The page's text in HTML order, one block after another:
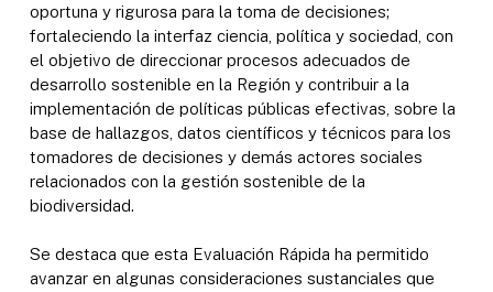
oportuna y rigurosa para la toma de decisiones;
fortaleciendo la interfaz ciencia, política y sociedad, con
el objetivo de direccionar procesos adecuados de
desarrollo sostenible en la Región y contribuir a la
implementación de políticas públicas efectivas, sobre la
base de hallazgos, datos científicos y técnicos para los
tomadores de decisiones y demás actores sociales
relacionados con la gestión sostenible de la
biodiversidad.
Se destaca que esta Evaluación Rápida ha permitido
avanzar en algunas consideraciones sustanciales que